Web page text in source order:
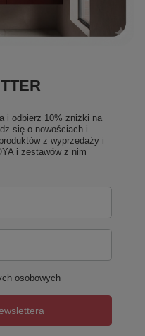
i odbierz 10% zniżki na
się o nowościach i
z wyprzedaży i
i zestawów z nim
osobowych